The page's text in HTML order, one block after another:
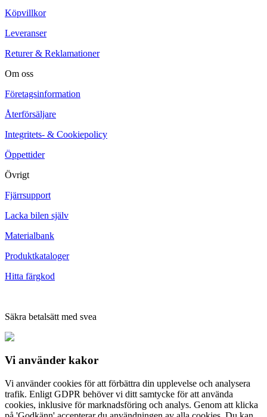
Köpvillkor
Leveranser
Returer & Reklamationer
Om oss
Företagsinformation
Återförsäljare
Integritets- & Cookiepolicy
Öppettider
Övrigt
Fjärrsupport
Lacka bilen själv
Materialbank
Produktkataloger
Hitta färgkod
Säkra betalsätt med svea
Vi använder kakor
Vi använder cookies för att förbättra din upplevelse och analysera
trafik. Enligt GDPR behöver vi ditt samtycke för att använda
cookies, inklusive för marknadsföring och analys. Genom att klicka